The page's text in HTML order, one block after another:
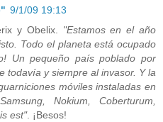
9/1/09 19:13
y Obelix. "Estamos en el año
Todo el planeta está ocupado
Un pequeño país poblado por
todavía y siempre al invasor. Y la
móviles instaladas en
Nokium, Coberturum,
est". ¡Besos!